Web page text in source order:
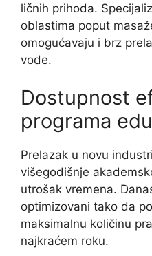
ličnih prihoda.
oblastima poput
omogućavaju i brz
vode.
Dostupnost
programa
Prelazak u novu
višegodišnje
utrošak vremena.
optimizovani tako da
maksimalnu količinu
najkraćem roku.